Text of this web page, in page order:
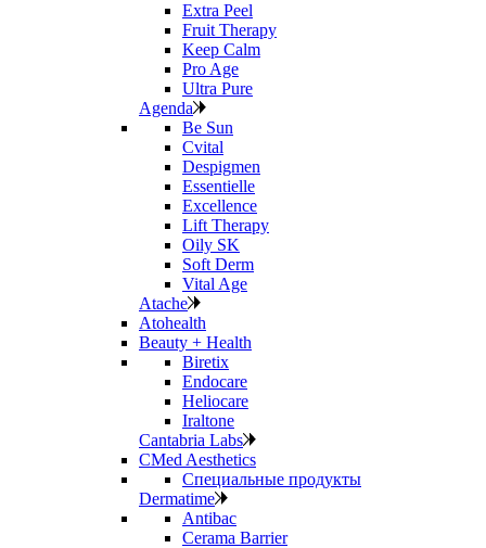
Extra Peel
Fruit Therapy
Keep Calm
Pro Age
Ultra Pure
Agenda
Be Sun
Cvital
Despigmen
Essentielle
Excellence
Lift Therapy
Oily SK
Soft Derm
Vital Age
Atache
Atohealth
Beauty + Health
Biretix
Endocare
Heliocare
Iraltone
Cantabria Labs
CMed Aesthetics
Специальные продукты
Dermatime
Antibac
Cerama Barrier